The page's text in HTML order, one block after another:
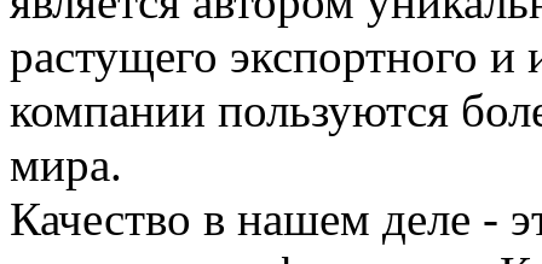
растущего экспортного
компании пользуются
мира.
Качество в нашем деле -